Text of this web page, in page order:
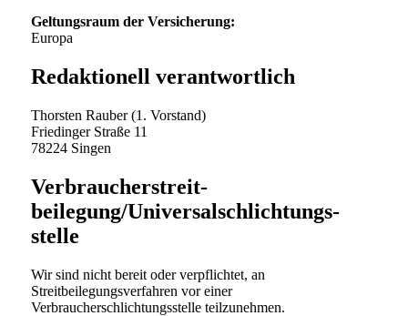
Geltungsraum der Versicherung:
Europa
Redaktionell verantwortlich
Thorsten Rauber (1. Vorstand)
Friedinger Straße 11
78224 Singen
Verbraucher­streit­
beilegung/Universal­schlichtungs­
stelle
Wir sind nicht bereit oder verpflichtet, an
Streitbeilegungsverfahren vor einer
Verbraucherschlichtungsstelle teilzunehmen.